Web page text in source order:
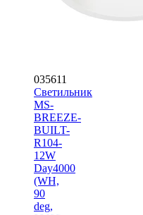
035611
Светильник
MS-
BREEZE-
BUILT-
R104-
12W
Day4000
(WH,
90
deg,